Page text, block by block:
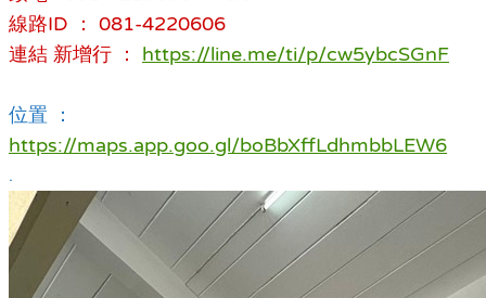
線路ID ： 081-4220606
連結 新增行 ： https://line.me/ti/p/cw5ybcSGnF
位置 ：
https://maps.app.goo.gl/boBbXffLdhmbbLEW6
.